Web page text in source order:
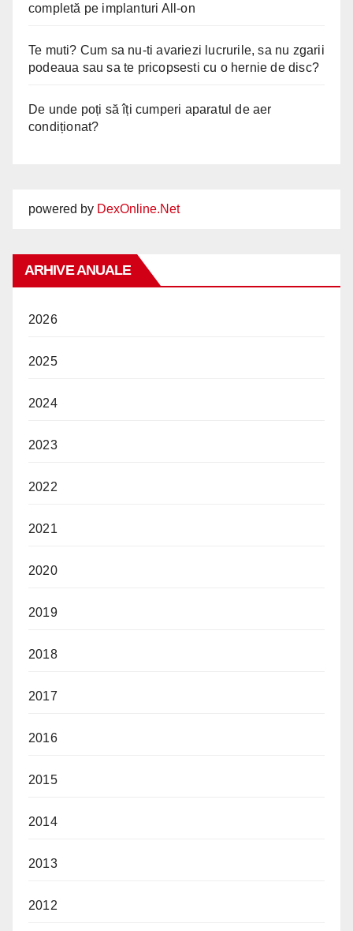
completă pe implanturi All-on
Te muti? Cum sa nu-ti avariezi lucrurile, sa nu zgarii
podeaua sau sa te pricopsesti cu o hernie de disc?
De unde poți să îți cumperi aparatul de aer
condiționat?
powered by DexOnline.Net
ARHIVE ANUALE
2026
2025
2024
2023
2022
2021
2020
2019
2018
2017
2016
2015
2014
2013
2012